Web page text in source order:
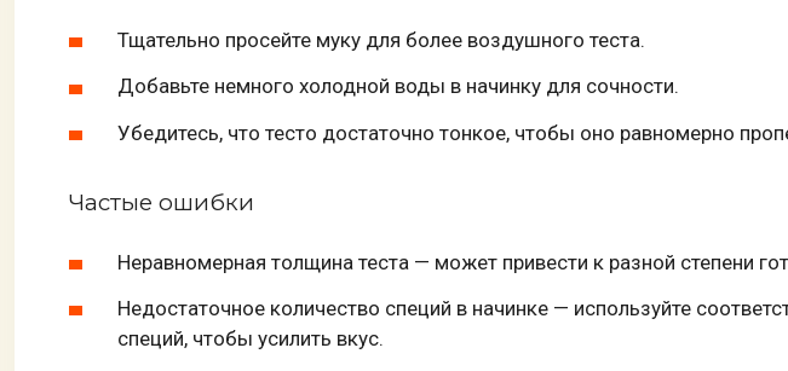
Тщательно просейте муку для более воздушного теста.
Добавьте немного холодной воды в начинку для сочности.
Убедитесь, что тесто достаточно тонкое, чтобы оно равномерно
Частые ошибки
Неравномерная толщина теста — может привести к разной степени
Недостаточное количество специй в начинке — используйте
специй, чтобы усилить вкус.